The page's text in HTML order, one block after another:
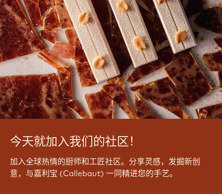
今天就加入我们的社区！
加入全球热情的厨师和工匠社区。分享灵感，发掘新创
意，与嘉利宝 (Callebaut) 一同精进您的手艺。